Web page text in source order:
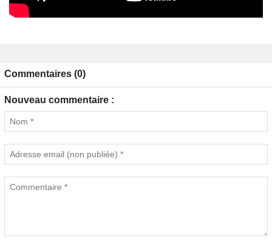
Commentaires (0)
Nouveau commentaire :